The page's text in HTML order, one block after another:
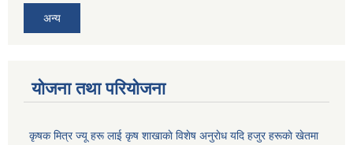
अन्य
योजना तथा परियोजना
कृषक मित्र ज्यू हरू लाई कृष शाखाकाे विशेष अनुराेध यदि हजुर हरूकाे खेतमा